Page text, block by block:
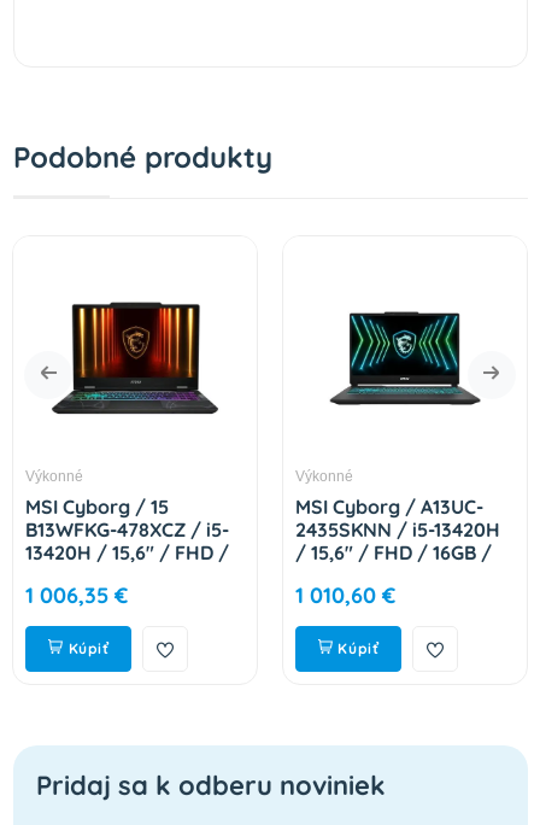
Podobné produkty
Výkonné
MSI Cyborg / 15
B13WFKG-478XCZ / i5-
13420H / 15,6" / FHD /
bez OS / Black / 2R
Cyborg 15 B13WFKG-
478XCZ
1 006,35 €
Kúpiť
Výkonné
MSI Cyborg / A13UC-
2435SKNN / i5-13420H
/ 15,6" / FHD / 16GB /
/ Black / 2R 9S7-15K112-
2435
1 010,60 €
Kúpiť
Pridaj sa k odberu noviniek